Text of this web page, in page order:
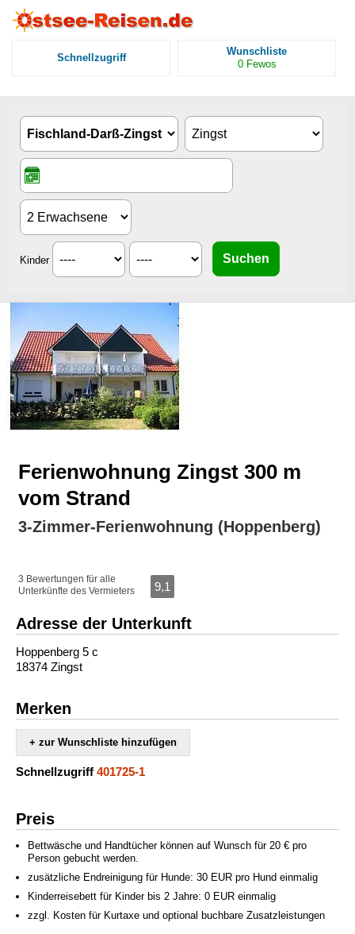
Schnellzugriff
Wunschliste
0 Fewos
Kinder
Ferienwohnung Zingst 300 m
vom Strand
3-Zimmer-Ferienwohnung (Hoppenberg)
3 Bewertungen für alle
Unterkünfte des Vermieters
9,1
Adresse der Unterkunft
Hoppenberg 5 c
18374 Zingst
Merken
+ zur Wunschliste hinzufügen
Schnellzugriff 401725-1
Preis
Bettwäsche und Handtücher können auf Wunsch für 20 € pro
Person gebucht werden.
zusätzliche Endreinigung für Hunde: 30 EUR pro Hund einmalig
Kinderreisebett für Kinder bis 2 Jahre: 0 EUR einmalig
zzgl. Kosten für Kurtaxe und optional buchbare Zusatzleistungen